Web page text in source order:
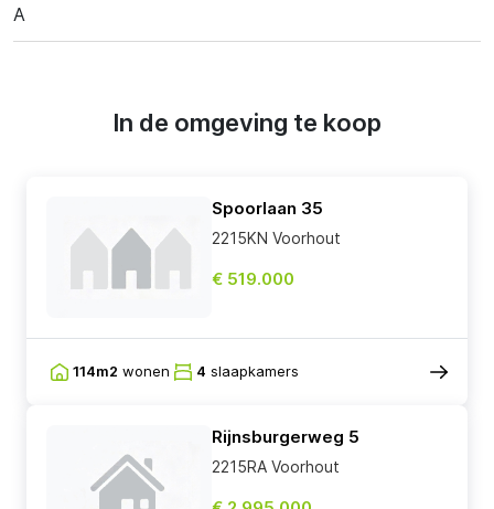
A
In de omgeving te koop
Spoorlaan 35
2215KN Voorhout
€ 519.000
114m2 wonen 4 slaapkamers
Rijnsburgerweg 5
2215RA Voorhout